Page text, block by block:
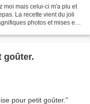
moi mais celui-ci m'a plu et
La recette vient du joli
photos et mises en
goûter.